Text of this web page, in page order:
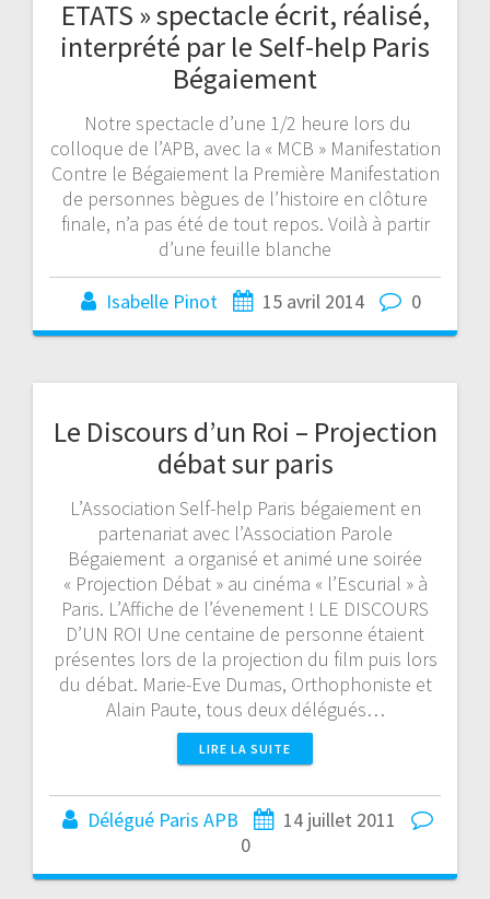
ETATS » spectacle écrit, réalisé,
interprété par le Self-help Paris
Bégaiement
Notre spectacle d’une 1/2 heure lors du
colloque de l’APB, avec la « MCB » Manifestation
Contre le Bégaiement la Première Manifestation
de personnes bègues de l’histoire en clôture
finale, n’a pas été de tout repos. Voilà à partir
d’une feuille blanche
Isabelle Pinot 15 avril 2014 0
Le Discours d’un Roi – Projection
débat sur paris
L’Association Self-help Paris bégaiement en
partenariat avec l’Association Parole
Bégaiement a organisé et animé une soirée
« Projection Débat » au cinéma « l’Escurial » à
Paris. L’Affiche de l’évenement ! LE DISCOURS
D’UN ROI Une centaine de personne étaient
présentes lors de la projection du film puis lors
du débat. Marie-Eve Dumas, Orthophoniste et
Alain Paute, tous deux délégués…
LIRE LA SUITE
Délégué Paris APB
14 juillet 2011
0